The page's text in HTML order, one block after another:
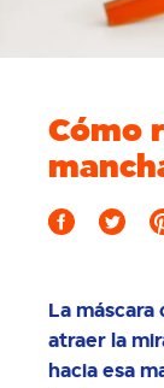
Cómo
La
atraer la
hacia esa